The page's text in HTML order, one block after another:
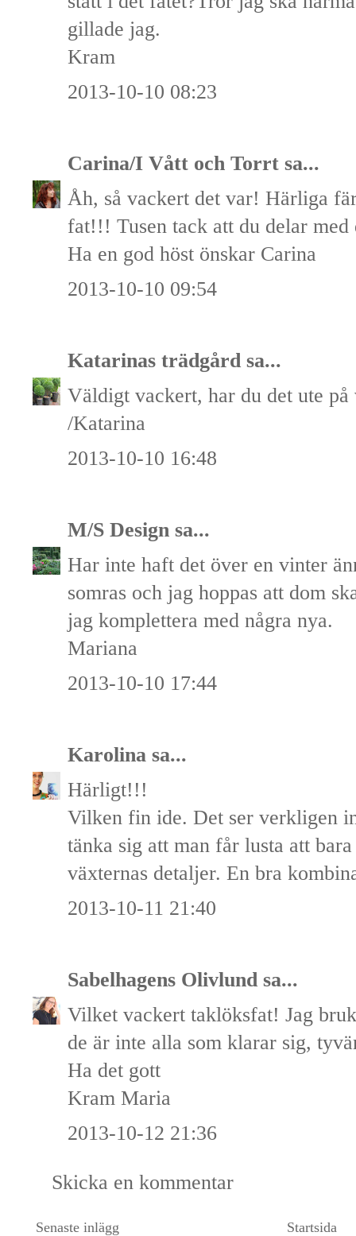
gillade jag.
Kram
2013-10-10 08:23
Carina/I Vått och Torrt sa...
Åh, så vackert det var! Härliga
fat!!! Tusen tack att du delar
Ha en god höst önskar Carina
2013-10-10 09:54
Katarinas trädgård sa...
Väldigt vackert, har du det ute på
/Katarina
2013-10-10 16:48
M/S Design sa...
Har inte haft det över en vinter
somras och jag hoppas att dom
jag komplettera med några nya.
Mariana
2013-10-10 17:44
Karolina sa...
Härligt!!!
Vilken fin ide. Det ser verkligen
tänka sig att man får lusta att
växternas detaljer. En bra
2013-10-11 21:40
Sabelhagens Olivlund sa...
Vilket vackert taklöksfat! Jag
de är inte alla som klarar sig,
Ha det gott
Kram Maria
2013-10-12 21:36
Skicka en kommentar
Senaste inlägg Startsida